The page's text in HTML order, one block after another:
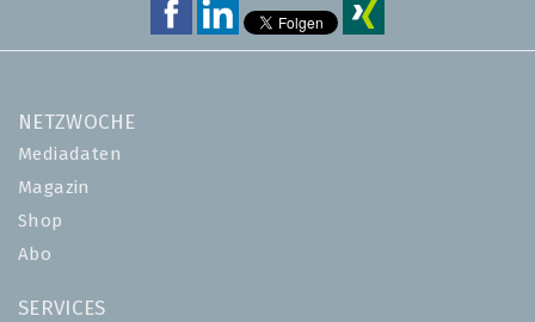
NETZWOCHE
Mediadaten
Magazin
Shop
Abo
SERVICES